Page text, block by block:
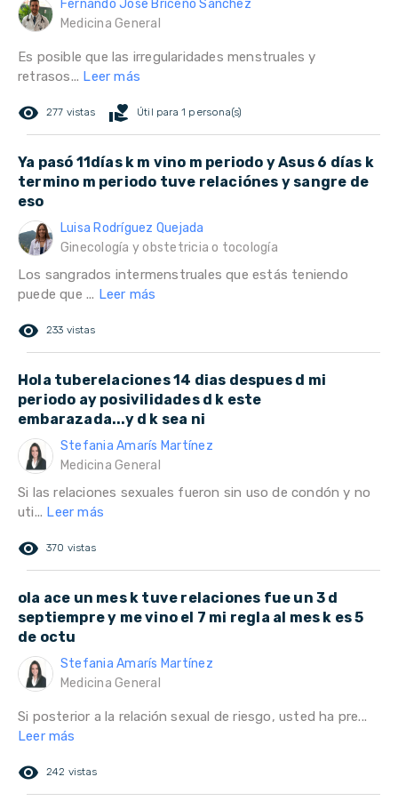
Fernando Jose Briceño Sanchez
Medicina General
Es posible que las irregularidades menstruales y
retrasos... Leer más
remove_red_eye 277 vistas volunteer_activism Útil para 1 persona(s)
Ya pasó 11días k m vino m periodo y Asus 6 días k
termino m periodo tuve relaciónes y sangre de
eso
Luisa Rodríguez Quejada
Ginecología y obstetricia o tocología
Los sangrados intermenstruales que estás teniendo
puede que ... Leer más
remove_red_eye 233 vistas
Hola tuberelaciones 14 dias despues d mi
periodo ay posivilidades d k este
embarazada...y d k sea ni
Stefania Amarís Martínez
Medicina General
Si las relaciones sexuales fueron sin uso de condón y no
uti... Leer más
remove_red_eye 370 vistas
ola ace un mes k tuve relaciones fue un 3 d
septiempre y me vino el 7 mi regla al mes k es 5
de octu
Stefania Amarís Martínez
Medicina General
Si posterior a la relación sexual de riesgo, usted ha pre...
Leer más
remove_red_eye 242 vistas